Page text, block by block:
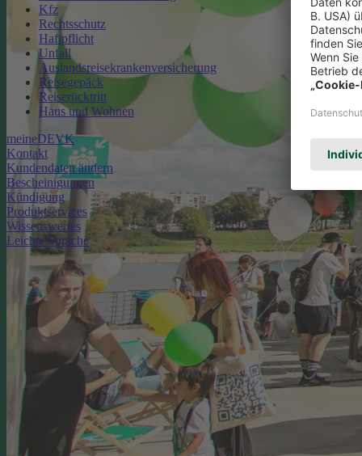
Kfz
Rechtsschutz
Haftpflicht
Unfall
Auslandsreisekrankenversicherung
Reisegepäck
Reiserücktritt
Haus und Wohnen
meineDEVK
Kontakt
Kundendaten ändern
Bescheinigungen
Kündigung
Produktservices
Wissenswertes
Leichte Sprache